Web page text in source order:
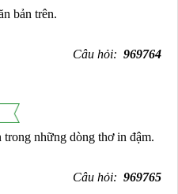
bản trên.
Câu hỏi: 969764
những dòng thơ in đậm.
Câu hỏi: 969765